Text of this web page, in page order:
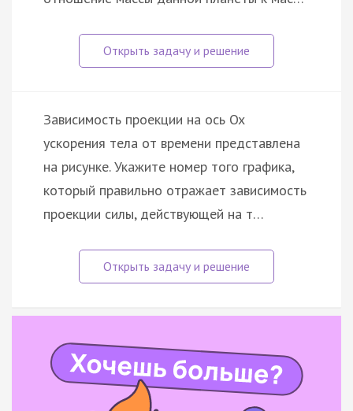
Зависимость проекции на ось Ox
ускорения тела от времени представлена
на рисунке. Укажите номер того графика,
который правильно отражает зависимость
проекции силы, действующей на т…